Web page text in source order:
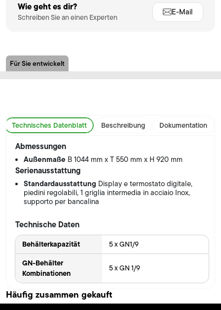
Wie geht es dir?
Schreiben Sie an einen Experten
E-Mail
Für Sie entwickelt
Technisches Datenblatt Beschreibung Dokumentation
Abmessungen
Außenmaße B 1044 mm x T 550 mm x H 920 mm
Serienausstattung
Standardausstattung Display e termostato digitale,
piedini regolabili, 1 griglia intermedia in acciaio Inox,
supporto per bancalina
Technische Daten
Behälterkapazität 5 x GN1/9
GN-Behälter
Kombinationen
5 x GN 1/9
Häufig zusammen gekauft